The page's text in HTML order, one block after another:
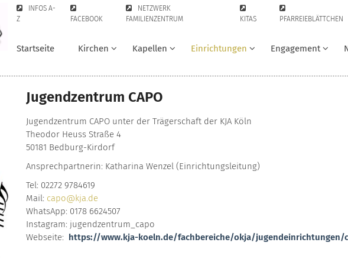
INFOS A-
Z
FACEBOOK
NETZWERK
FAMILIENZENTRUM
KITAS PFARREIEBLÄTTCHEN
Startseite Kirchen Kapellen Einrichtungen Engagement
Jugendzentrum CAPO
Jugendzentrum CAPO unter der Trägerschaft der KJA Köln
Theodor Heuss Straße 4
50181 Bedburg-Kirdorf
Ansprechpartnerin: Katharina Wenzel (Einrichtungsleitung)
Tel: 02272 9784619
Mail: capo@kja.de
WhatsApp: 0178 6624507
Instagram: jugendzentrum_capo
Webseite: https://www.kja-koeln.de/fachbereiche/okja/jugendeinrichtungen/